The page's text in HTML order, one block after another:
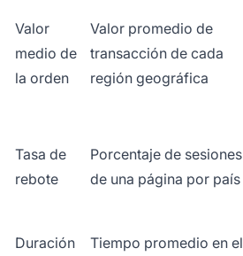
Valor
medio de
la orden
Valor promedio de
transacción de cada
región geográfica
Tasa de
rebote
Porcentaje de sesiones
de una página por país
Duración
Tiempo promedio en el